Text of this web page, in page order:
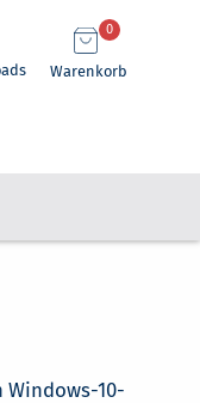
Warenkorb
0
Windows-10-